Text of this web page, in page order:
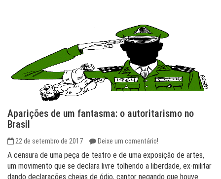
Aparições de um fantasma: o autoritarismo no
Brasil
22 de setembro de 2017 Deixe um comentário!
A censura de uma peça de teatro e de uma exposição de artes,
um movimento que se declara livre tolhendo a liberdade, ex-militar
dando declarações cheias de ódio, cantor negando que houve